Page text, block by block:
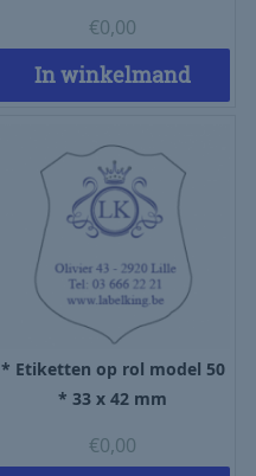
€0,00
In winkelmand
* Etiketten op rol model 50
* 33 x 42 mm
€0,00